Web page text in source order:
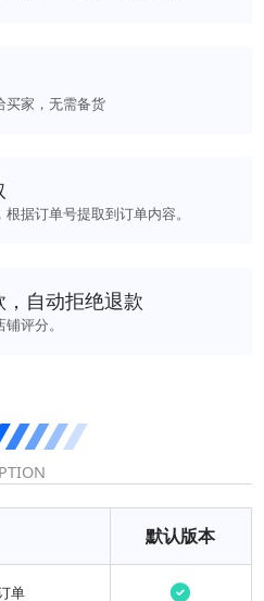
买家，无需备货
据订单号提取到订单内容。
自动拒绝退款
评分。
默认版本
单